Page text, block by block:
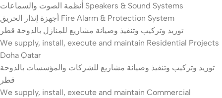
أنظمة الصوت والسماعات Speakers & Sound Systems
أجهزة إنذار الحريق Fire Alarm & Protection System
توريد وتركيب وتنفيذ وصيانة مشاريع للمنازل بالدوحة قطر
We supply, install, execute and maintain Residential Projects
Doha Qatar
توريد وتركيب وتنفيذ وصيانة مشاريع للشركات والمؤسسات بالدوحة
قطر
We supply, install, execute and maintain Commercial